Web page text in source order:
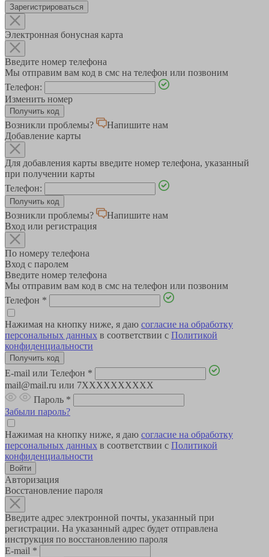
Зарегистрироваться
Электронная бонусная карта
Введите номер телефона
Мы отправим вам код в смс на телефон или позвоним
Телефон:
Изменить номер
Возникли проблемы?
Напишите нам
Добавление карты
Для добавления карты введите номер телефона, указанный
при получении карты
Телефон:
Возникли проблемы?
Напишите нам
Вход или регистрация
По номеру телефона
Вход с паролем
Введите номер телефона
Мы отправим вам код в смс на телефон или позвоним
Телефон *
Нажимая на кнопку ниже, я даю согласие на обработку
персональных данных в соответствии с Политикой
конфиденциальности
E-mail или Телефон *
mail@mail.ru или 7XXXXXXXXXX
Пароль *
Забыли пароль?
Нажимая на кнопку ниже, я даю согласие на обработку
персональных данных в соответствии с Политикой
конфиденциальности
Авторизация
Восстановление пароля
Введите адрес электронной почты, указанный при
регистрации. На указанный адрес будет отправлена
инструкция по восстановлению пароля
E-mail *